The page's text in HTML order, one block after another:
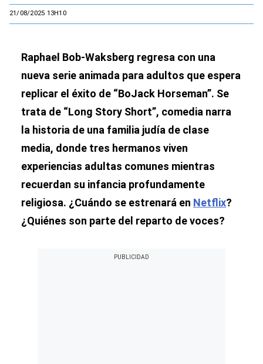
21/08/2025 13H10
Raphael Bob-Waksberg regresa con una
nueva serie animada para adultos que espera
replicar el éxito de “BoJack Horseman”. Se
trata de “Long Story Short”, comedia narra
la historia de una familia judía de clase
media, donde tres hermanos viven
experiencias adultas comunes mientras
recuerdan su infancia profundamente
religiosa. ¿Cuándo se estrenará en Netflix?
¿Quiénes son parte del reparto de voces?